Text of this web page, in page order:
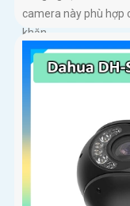
camera này phù hợp
khăn